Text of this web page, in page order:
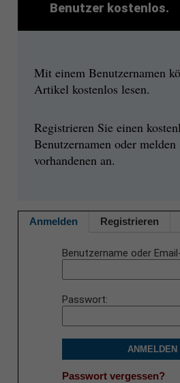
Benutzer kostenlos.
Mit einem Benutzernamen
Artikel kostenlos lesen.
Registrieren Sie einen
Benutzernamen oder
vorhandenen an.
Anmelden Registrieren
Benutzername oder
Passwort
ANMELDEN
Passwort vergessen?